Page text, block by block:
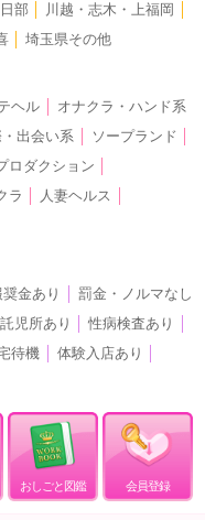
部 川越・志木・上福岡
埼玉県その他
ヘル
オナクラ・ハンド系
出会い系 ソープランド
ロダクション
ラ 人妻ヘルス
奨金あり
罰金・ノルマなし
託児所あり 性病検査あり
待機 体験入店あり
おしごと図鑑 会員登録